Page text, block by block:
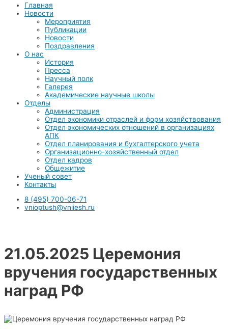
Главная
Новости
Мероприятия
Публикации
Новости
Поздравления
О нас
История
Пресса
Научный полк
Галерея
Академические научные школы
Отделы
Администрация
Отдел экономики отраслей и форм хозяйствования
Отдел экономических отношений в организациях
АПК
Отдел планирования и бухгалтерского учета
Организационно-хозяйственный отдел
Отдел кадров
Общежитие
Ученый совет
Контакты
8 (495) 700-06-71
vnioptush@vniiesh.ru
21.05.2025 Церемония
вручения государственных
наград РФ